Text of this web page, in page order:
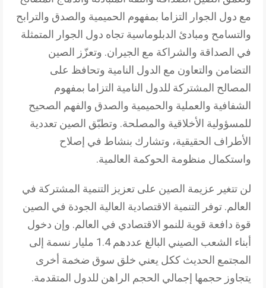
مع دول الجوار التزاما بمفهوم الحميمية والصدق والترابح
والتسامح ومبادئ الدبلوماسية تجاه دول الجوار المتمثلة
في الصداقة والشراكة مع الجيران. وتعزّز الصين
التضامن والتعاون مع الدول النامية وتحافظ على
المصالح المشتركة للدول النامية التزاما بمفهوم
الشفافية والعملية والحميمية والصدق والفهم الصحيح
للمسؤولية الأخلاقية والمصلحة. وتطبّق الصين تعددية
الأطراف الحقيقية، وتشارك بنشاط في إصلاح
واستكمال منظومة الحوكمة العالمية.
لن تتغير عزيمة الصين على تعزيز التنمية المشتركة في
العالم. توفر التنمية الاقتصادية العالية الجودة في الصين
قوة دافعة قوية للنمو الاقتصادي في العالم. وإن دخول
أبناء الشعب الصيني البالغ عددهم 1.4 مليار نسمة إلى
المجتمع الحديث ككل يعني خلق سوق ضخمة أخرى
يتجاوز حجمها إجمالي الحجم الراهن للدول المتقدمة.